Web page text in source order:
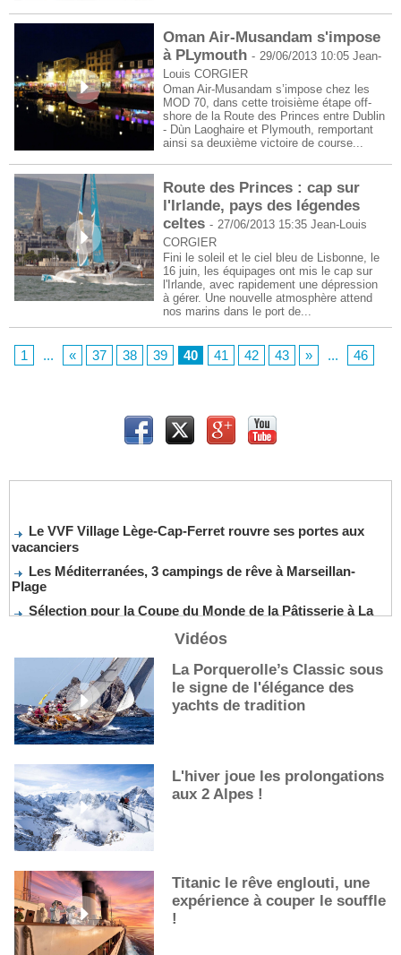
Oman Air-Musandam s'impose
à PLymouth - 29/06/2013 10:05Jean-
Louis CORGIER
Oman Air-Musandam s’impose chez les
MOD 70, dans cette troisième étape off-
shore de la Route des Princes entre Dublin
- Dùn Laoghaire et Plymouth, remportant
ainsi sa deuxième victoire de course...
Route des Princes : cap sur
l'Irlande, pays des légendes
celtes - 27/06/2013 15:35Jean-Louis
CORGIER
Fini le soleil et le ciel bleu de Lisbonne, le
16 juin, les équipages ont mis le cap sur
l'Irlande, avec rapidement une dépression
à gérer. Une nouvelle atmosphère attend
nos marins dans le port de...
1 ... « 37 38 39 40 41 42 43 » ... 46
Le VVF Village Lège-Cap-Ferret rouvre ses portes aux
vacanciers
Les Méditerranées, 3 campings de rêve à Marseillan-
Plage
Sélection pour la Coupe du Monde de la Pâtisserie à La
Nouvelle-Orléans
De nouveaux cocktails, stars de l’été
Les cocktails, stars de l’été
La première sélection des grappes du Guide Michelin
Vidéos
La Porquerolle’s Classic sous
le signe de l'élégance des
yachts de tradition
L'hiver joue les prolongations
aux 2 Alpes !
Titanic le rêve englouti, une
expérience à couper le souffle
!